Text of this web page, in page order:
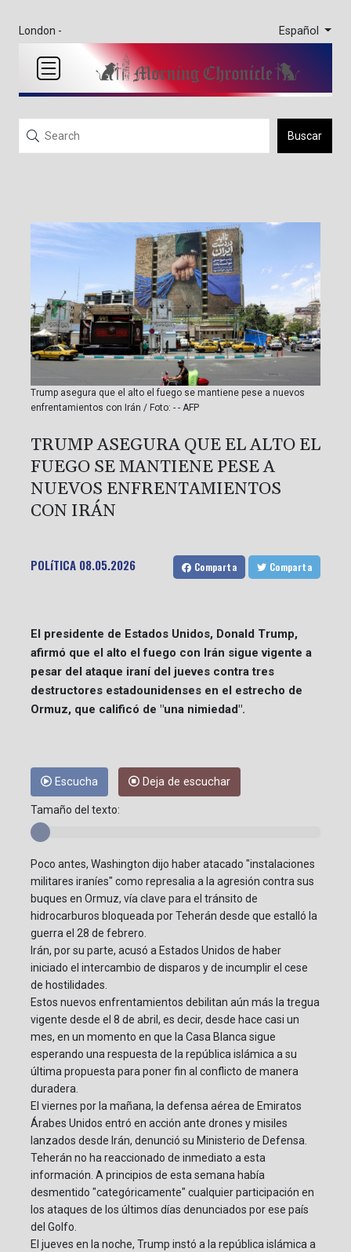
London - Español
Buscar
Trump asegura que el alto el fuego se mantiene pese a nuevos
enfrentamientos con Irán / Foto: - - AFP
TRUMP ASEGURA QUE EL ALTO EL
FUEGO SE MANTIENE PESE A
NUEVOS ENFRENTAMIENTOS
CON IRÁN
POLíTICA 08.05.2026 Comparta Comparta
El presidente de Estados Unidos, Donald Trump,
afirmó que el alto el fuego con Irán sigue vigente a
pesar del ataque iraní del jueves contra tres
destructores estadounidenses en el estrecho de
Ormuz, que calificó de "una nimiedad".
Escucha Deja de escuchar
Tamaño del texto:
Poco antes, Washington dijo haber atacado "instalaciones
militares iraníes" como represalia a la agresión contra sus
buques en Ormuz, vía clave para el tránsito de
hidrocarburos bloqueada por Teherán desde que estalló la
guerra el 28 de febrero.
Irán, por su parte, acusó a Estados Unidos de haber
iniciado el intercambio de disparos y de incumplir el cese
de hostilidades.
Estos nuevos enfrentamientos debilitan aún más la tregua
vigente desde el 8 de abril, es decir, desde hace casi un
mes, en un momento en que la Casa Blanca sigue
esperando una respuesta de la república islámica a su
última propuesta para poner fin al conflicto de manera
duradera.
El viernes por la mañana, la defensa aérea de Emiratos
Árabes Unidos entró en acción ante drones y misiles
lanzados desde Irán, denunció su Ministerio de Defensa.
Teherán no ha reaccionado de inmediato a esta
información. A principios de esta semana había
desmentido "categóricamente" cualquier participación en
los ataques de los últimos días denunciados por ese país
del Golfo.
El jueves en la noche, Trump instó a la república islámica a